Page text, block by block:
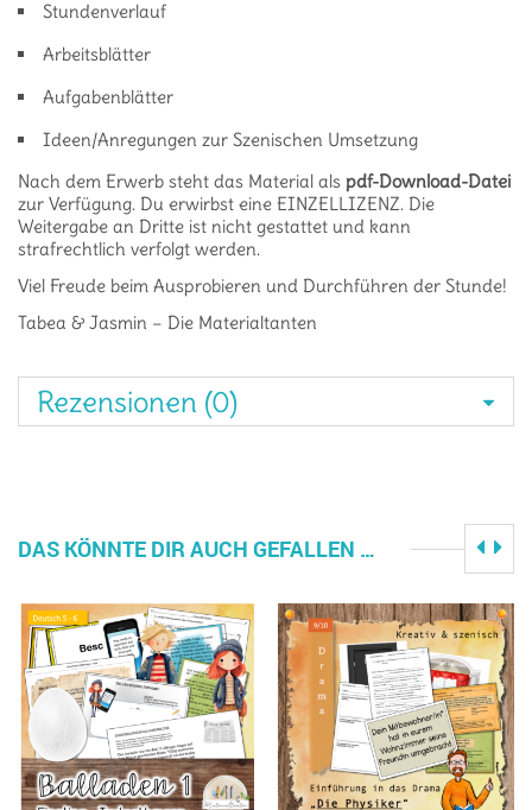
Stundenverlauf
Arbeitsblätter
Aufgabenblätter
Ideen/Anregungen zur Szenischen Umsetzung
Nach dem Erwerb steht das Material als pdf-Download-Datei
zur Verfügung. Du erwirbst eine EINZELLIZENZ. Die
Weitergabe an Dritte ist nicht gestattet und kann
strafrechtlich verfolgt werden.
Viel Freude beim Ausprobieren und Durchführen der Stunde!
Tabea & Jasmin – Die Materialtanten
Rezensionen (0)
DAS KÖNNTE DIR AUCH GEFALLEN …